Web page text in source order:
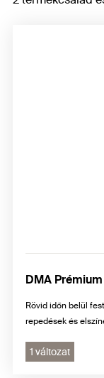
DMA
Rövid időn belül
repedések és
1 változat